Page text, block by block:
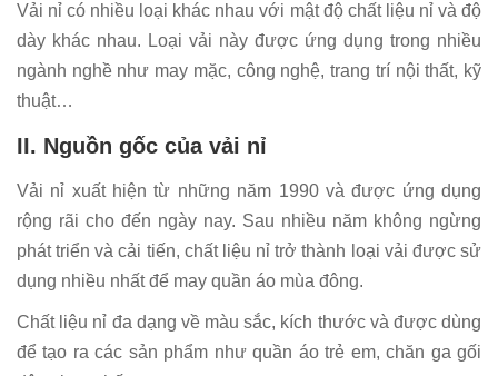
Vải nỉ có nhiều loại khác nhau với mật độ chất liệu nỉ và độ
dày khác nhau. Loại vải này được ứng dụng trong nhiều
ngành nghề như may mặc, công nghệ, trang trí nội thất, kỹ
thuật…
II. Nguồn gốc của vải nỉ
Vải nỉ xuất hiện từ những năm 1990 và được ứng dụng
rộng rãi cho đến ngày nay. Sau nhiều năm không ngừng
phát triển và cải tiến, chất liệu nỉ trở thành loại vải được sử
dụng nhiều nhất để may quần áo mùa đông.
Chất liệu nỉ đa dạng về màu sắc, kích thước và được dùng
để tạo ra các sản phẩm như quần áo trẻ em, chăn ga gối